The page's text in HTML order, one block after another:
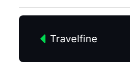
Travelfine